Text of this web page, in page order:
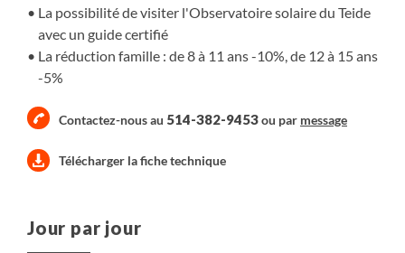
La possibilité de visiter l'Observatoire solaire du Teide
avec un guide certifié
La réduction famille : de 8 à 11 ans -10%, de 12 à 15 ans
-5%
Contactez-nous au 514-382-9453ou par message
Télécharger la fiche technique
Jour par jour